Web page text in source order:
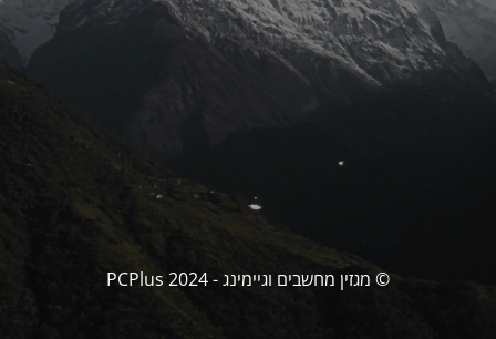
© מגזין מחשבים וגיימינג - PCPlus 2024